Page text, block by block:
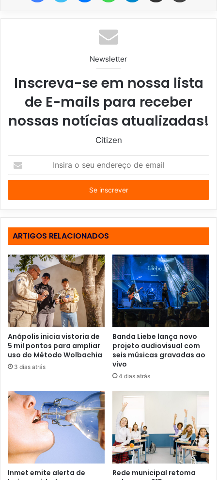
Newsletter
Inscreva-se em nossa lista
de E-mails para receber
nossas notícias atualizadas!
Citizen
s
r
a
n
d
e
r
e
ç
o
d
e
e
i
l
ARTIGOS RELACIONADOS
Anápolis inicia vistoria de
5 mil pontos para ampliar
uso do Método Wolbachia
3 dias atrás
Banda Liebe lança novo
projeto audiovisual com
seis músicas gravadas ao
vivo
4 dias atrás
Inmet emite alerta de
Rede municipal retoma